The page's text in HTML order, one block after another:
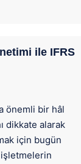
ile IFRS
önemli bir hâl
dikkate alarak
için bugün
işletmelerin